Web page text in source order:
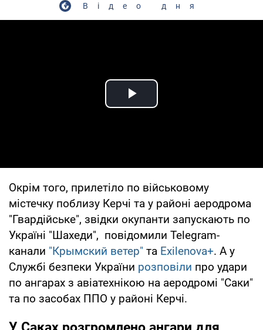
Відео дня
Play Video
Окрім того, прилетіло по військовому
містечку поблизу Керчі та у районі аеродрома
"Гвардійське", звідки окупанти запускають по
Україні "Шахеди", повідомили Telegram-
канали "Крымский ветер" та Exilenova+. А у
Службі безпеки України розповіли про удари
по ангарах з авіатехнікою на аеродромі "Саки"
та по засобах ППО у районі Керчі.